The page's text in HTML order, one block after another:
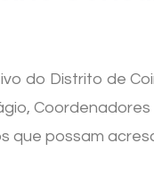
do Distrito de
que possam